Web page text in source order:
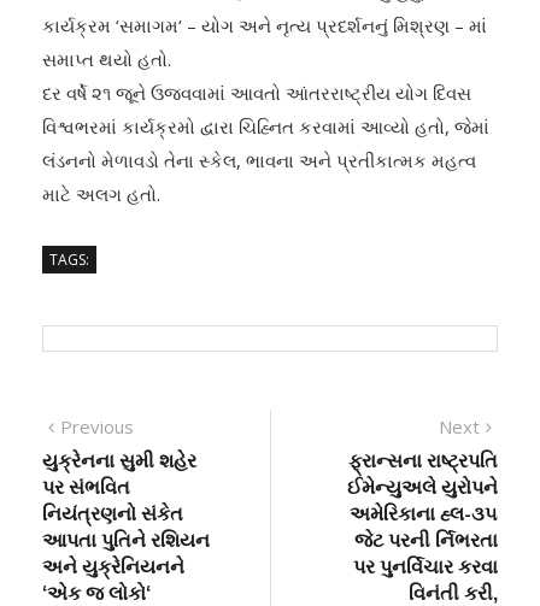
કાર્યક્રમ ‘સમાગમ‘ – યોગ અને નૃત્ય પ્રદર્શનનું મિશ્રણ – માં
સમાપ્ત થયો હતો.
દર વર્ષે ૨૧ જૂને ઉજવવામાં આવતો આંતરરાષ્ટ્રીય યોગ દિવસ
વિશ્વભરમાં કાર્યક્રમો દ્વારા ચિહ્નિત કરવામાં આવ્યો હતો, જેમાં
લંડનનો મેળાવડો તેના સ્કેલ, ભાવના અને પ્રતીકાત્મક મહત્વ
માટે અલગ હતો.
TAGS:
Post
navigation
Previous
post:
યુક્રેનના સુમી શહેર
પર સંભવિત
નિયંત્રણનો સંકેત
આપતા પુતિને રશિયન
અને યુક્રેનિયનને
‘એક જ લોકો‘
Next
post:
ફ્રાન્સના રાષ્ટ્રપતિ
ઈમેન્યુઅલે યુરોપને
અમેરિકાના હ્લ-૩૫
જેટ પરની ર્નિભરતા
પર પુનર્વિચાર કરવા
વિનંતી કરી,